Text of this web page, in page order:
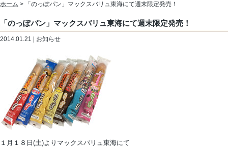
ホーム > 「のっぽパン」マックスバリュ東海にて週末限定発売！
「のっぽパン」マックスバリュ東海にて週末限定発売！
2014.01.21 | お知らせ
１月１８日(土)よりマックスバリュ東海にて